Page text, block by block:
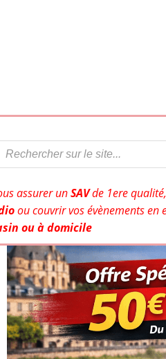
assurer unSAVde 1ere
ou couvrir vos évènements en
ou à domicile